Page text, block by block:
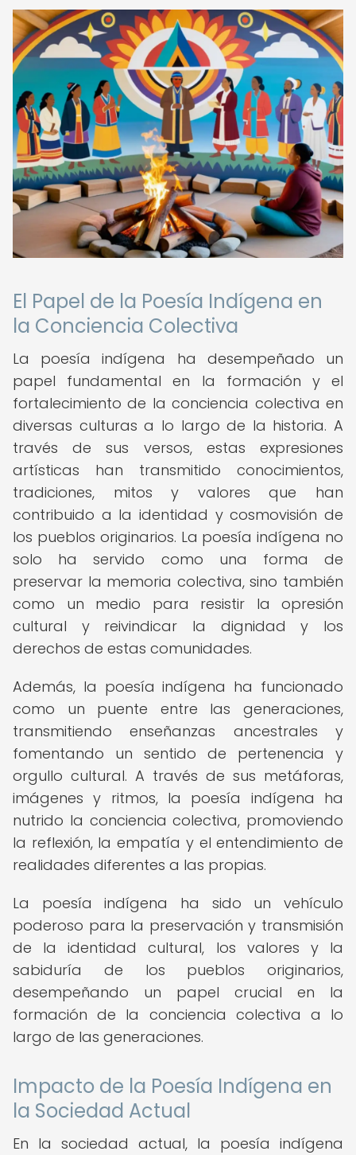
El Papel de la Poesía Indígena en
la Conciencia Colectiva
La poesía indígena ha desempeñado un
papel fundamental en la formación y el
fortalecimiento de la conciencia colectiva en
diversas culturas a lo largo de la historia. A
través de sus versos, estas expresiones
artísticas han transmitido conocimientos,
tradiciones, mitos y valores que han
contribuido a la identidad y cosmovisión de
los pueblos originarios. La poesía indígena no
solo ha servido como una forma de
preservar la memoria colectiva, sino también
como un medio para resistir la opresión
cultural y reivindicar la dignidad y los
derechos de estas comunidades.
Además, la poesía indígena ha funcionado
como un puente entre las generaciones,
transmitiendo enseñanzas ancestrales y
fomentando un sentido de pertenencia y
orgullo cultural. A través de sus metáforas,
imágenes y ritmos, la poesía indígena ha
nutrido la conciencia colectiva, promoviendo
la reflexión, la empatía y el entendimiento de
realidades diferentes a las propias.
La poesía indígena ha sido un vehículo
poderoso para la preservación y transmisión
de la identidad cultural, los valores y la
sabiduría de los pueblos originarios,
desempeñando un papel crucial en la
formación de la conciencia colectiva a lo
largo de las generaciones.
Impacto de la Poesía Indígena en
la Sociedad Actual
En la sociedad actual, la poesía indígena